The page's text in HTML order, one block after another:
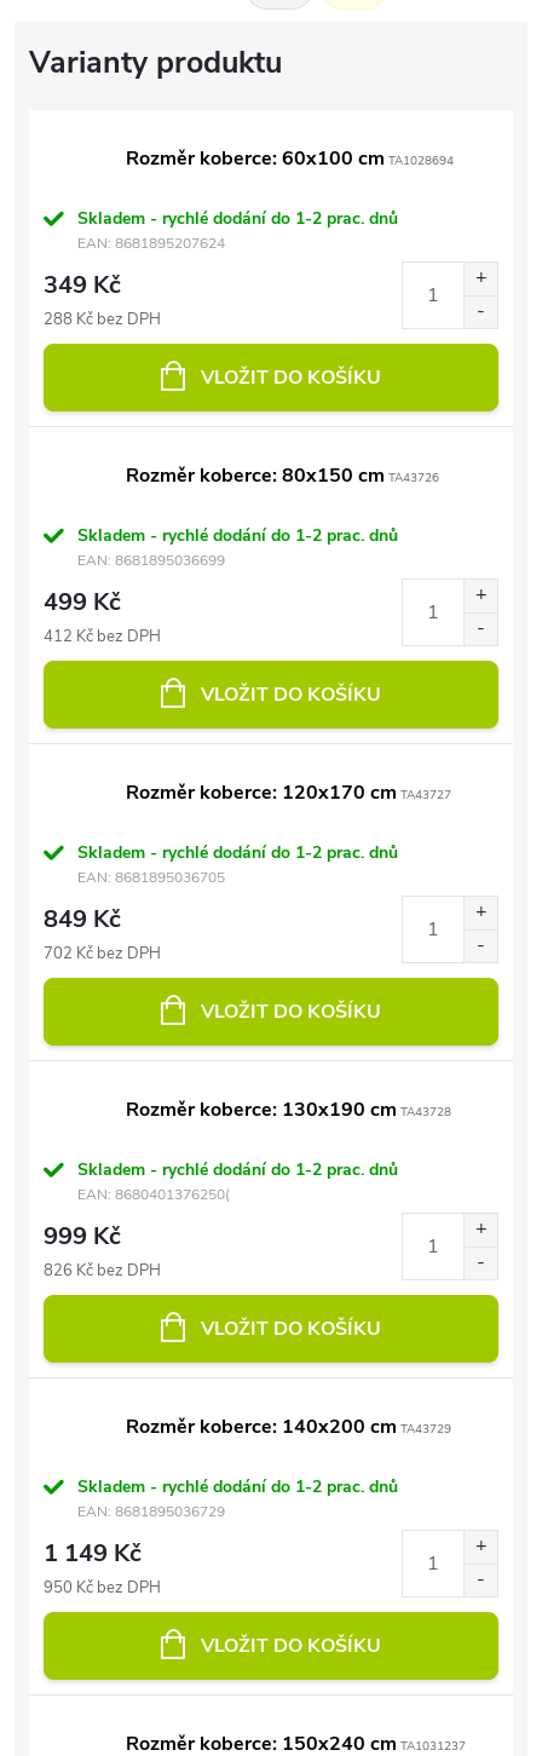
Rozměr koberce: 60x100 cm TA1028694
Skladem - rychlé dodání do 1-2 prac. dnů
EAN: 8681895207624
349 Kč
288 Kč bez DPH
VLOŽIT DO KOŠÍKU
Rozměr koberce: 80x150 cm TA43726
Skladem - rychlé dodání do 1-2 prac. dnů
EAN: 8681895036699
499 Kč
412 Kč bez DPH
VLOŽIT DO KOŠÍKU
Rozměr koberce: 120x170 cm TA43727
Skladem - rychlé dodání do 1-2 prac. dnů
EAN: 8681895036705
849 Kč
702 Kč bez DPH
VLOŽIT DO KOŠÍKU
Rozměr koberce: 130x190 cm TA43728
Skladem - rychlé dodání do 1-2 prac. dnů
EAN: 8680401376250(
999 Kč
826 Kč bez DPH
VLOŽIT DO KOŠÍKU
Rozměr koberce: 140x200 cm TA43729
Skladem - rychlé dodání do 1-2 prac. dnů
EAN: 8681895036729
1 149 Kč
950 Kč bez DPH
VLOŽIT DO KOŠÍKU
Rozměr koberce: 150x240 cm TA1031237